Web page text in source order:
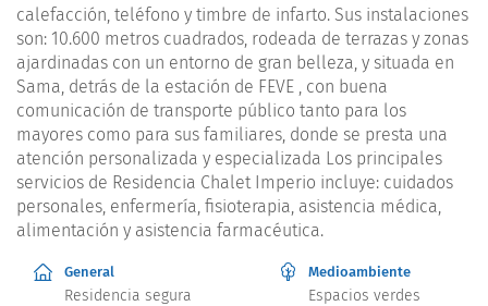
calefacción, teléfono y timbre de infarto. Sus instalaciones
son: 10.600 metros cuadrados, rodeada de terrazas y zonas
ajardinadas con un entorno de gran belleza, y situada en
Sama, detrás de la estación de FEVE , con buena
comunicación de transporte público tanto para los
mayores como para sus familiares, donde se presta una
atención personalizada y especializada Los principales
servicios de Residencia Chalet Imperio incluye: cuidados
personales, enfermería, fisioterapia, asistencia médica,
alimentación y asistencia farmacéutica.
General
Residencia segura
Medioambiente
Espacios verdes